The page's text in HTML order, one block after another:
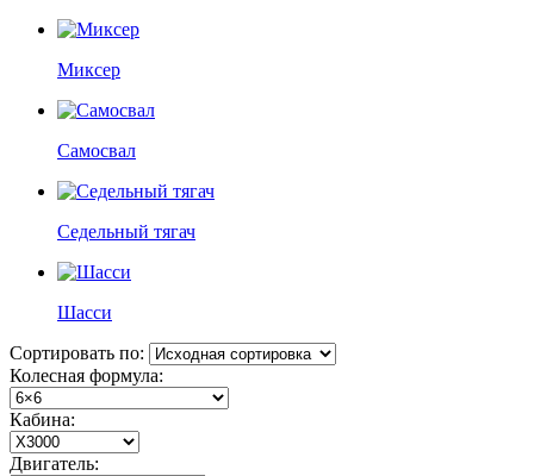
Миксер
Самосвал
Седельный тягач
Шасси
Сортировать по:
Колесная формула:
Кабина:
Двигатель: